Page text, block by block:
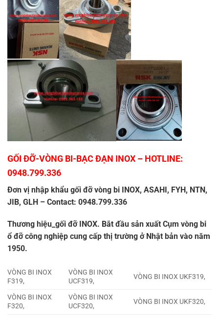
GỐI ĐỠ-VÒNG BI-BẠC ĐẠN INOX – HOTLINE:
0948.799.336
Đơn vị nhập khẩu gối đỡ vòng bi INOX, ASAHI, FYH, NTN,
JIB, GLH – Contact: 0948.799.336
Thương hiệu_ gối đỡ INOX. Bắt đầu sản xuất Cụm vòng bi
ổ đỡ công nghiệp cung cấp thị trường ở Nhật bản vào năm
1950.
VÒNG BI INOX
F319,
VÒNG BI INOX
UCF319,
VÒNG BI INOX UKF319,
VÒNG BI INOX
F320,
VÒNG BI INOX
UCF320,
VÒNG BI INOX UKF320,